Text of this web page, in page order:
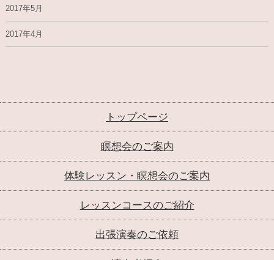
2017年5月
2017年4月
トップページ
瞑想会のご案内
体験レッスン・瞑想会のご案内
レッスンコースのご紹介
出張演奏のご依頼